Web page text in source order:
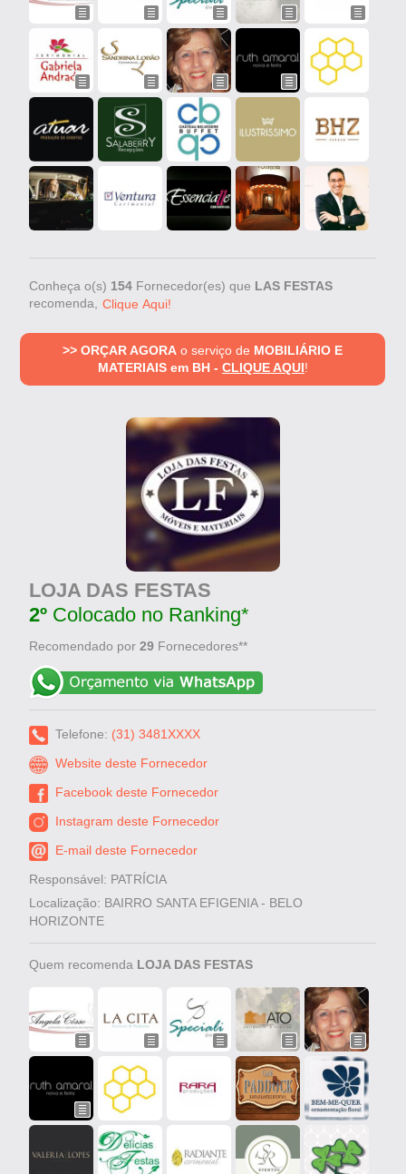
Conheça o(s) 154 Fornecedor(es) que LAS FESTAS
recomenda, Clique Aqui!
>> ORÇAR AGORA o serviço de MOBILIÁRIO E
MATERIAIS em BH - CLIQUE AQUI!
LOJA DAS FESTAS
2º Colocado no Ranking*
Recomendado por29 Fornecedores**
Telefone: (31) 3481XXXX
Website deste Fornecedor
Facebook deste Fornecedor
Instagram deste Fornecedor
E-mail deste Fornecedor
Responsável: PATRÍCIA
Localização: BAIRRO SANTA EFIGENIA - BELO
HORIZONTE
Quem recomenda LOJA DAS FESTAS